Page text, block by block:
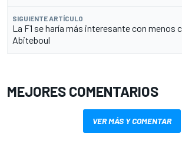
SIGUIENTE ARTÍCULO
La F1 se haría más interesante con menos
Abiteboul
MEJORES COMENTARIOS
VER MÁS Y COMENTAR